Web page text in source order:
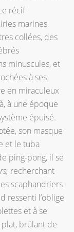
récif
marines
collées, des
minuscules, et
à ses
en miraculeux
à une époque
épuisé.
son masque
et le tuba
ping-pong, il se
recherchant
scaphandriers
ressenti l’oblige
et à se
brûlant de